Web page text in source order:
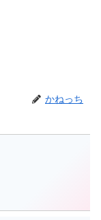
かねっち